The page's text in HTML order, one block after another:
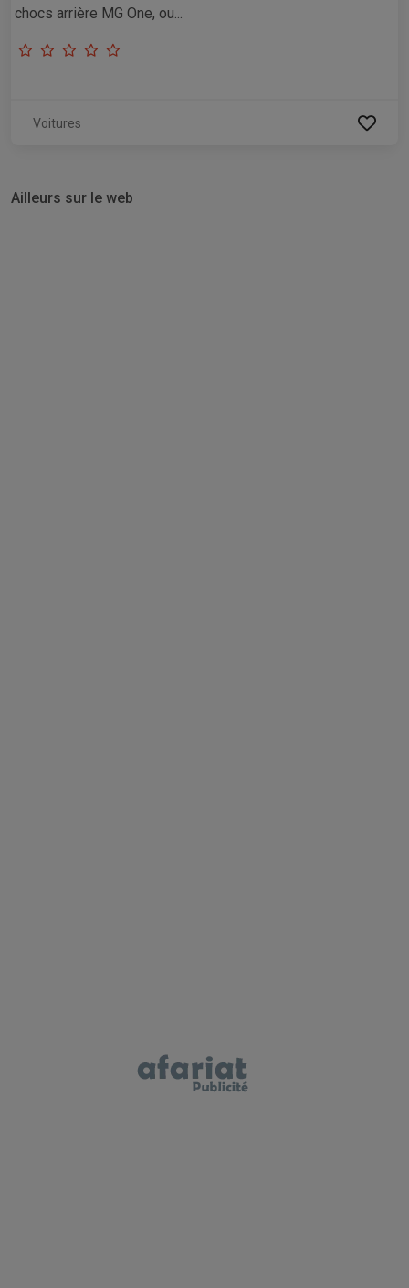
chocs arrière MG One, ou...
Voitures
Ailleurs sur le web